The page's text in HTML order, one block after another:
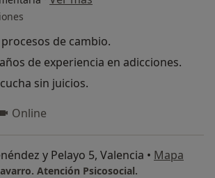
de cambio.
de experiencia en adicciones.
sin juicios.
Online
y Pelayo 5, Valencia • Mapa
Atención Psicosocial.